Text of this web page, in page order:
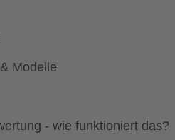
Modelle
- wie funktioniert das?